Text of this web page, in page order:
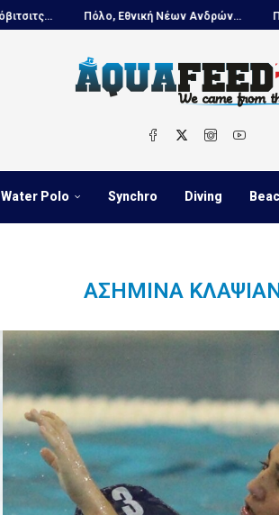
Πόλο, Εθνική Νέων Ανδρών...
Water Polo Synchro Diving
ΑΣΗΜΊΝΑ